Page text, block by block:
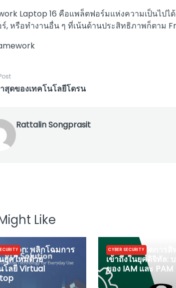
Laptop 16 คือแพล็ตฟอร์มแห่งความเป็นไปไ
ร์, หรือทำงานอื่น ๆ ที่เน้นด้านประสิทธิภาพก็ตาม
สุดของเทคโนโลยีโดรน
Rattalin Songprasit
Like
พลิกโฉมการ
ยุคใหม่ด้วย
โลยี Virtual
การบริหารจัดการสิท
เข้าถึงในยุคดิจิทัล:
ของ IAM และ PAM
CYBER SECURITY